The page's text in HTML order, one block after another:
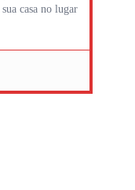
casa no lugar